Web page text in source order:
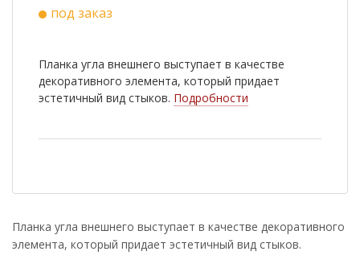
под заказ
Планка угла внешнего выступает в качестве
декоративного элемента, который придает
эстетичный вид стыков. Подробности
Планка угла внешнего выступает в качестве декоративного
элемента, который придает эстетичный вид стыков.